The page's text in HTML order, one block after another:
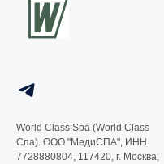
World Class Spa (World Class
Спа). ООО "МедиСПА", ИНН
7728880804, 117420, г. Москва,